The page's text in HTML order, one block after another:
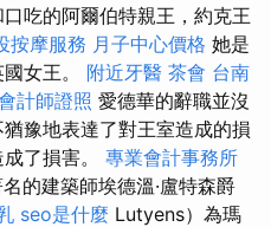
吃的阿爾伯特親王，約克王
按摩服務 月子中心價格 她是
女王。 附近牙醫 茶會 台南
計師證照 愛德華的辭職並沒
豫地表達了對王室造成的損
了損害。 專業會計事務所
的建築師埃德溫·盧特森爵
seo是什麼 Lutyens）為瑪